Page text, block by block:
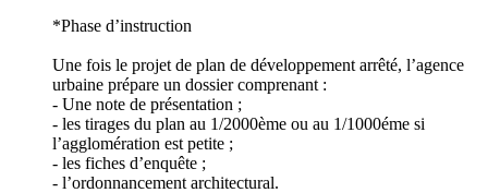
*Phase d’instruction
Une fois le projet de plan de développement arrêté, l’agence
urbaine prépare un dossier comprenant :
- Une note de présentation ;
- les tirages du plan au 1/2000ème ou au 1/1000éme si
l’agglomération est petite ;
- les fiches d’enquête ;
- l’ordonnancement architectural.